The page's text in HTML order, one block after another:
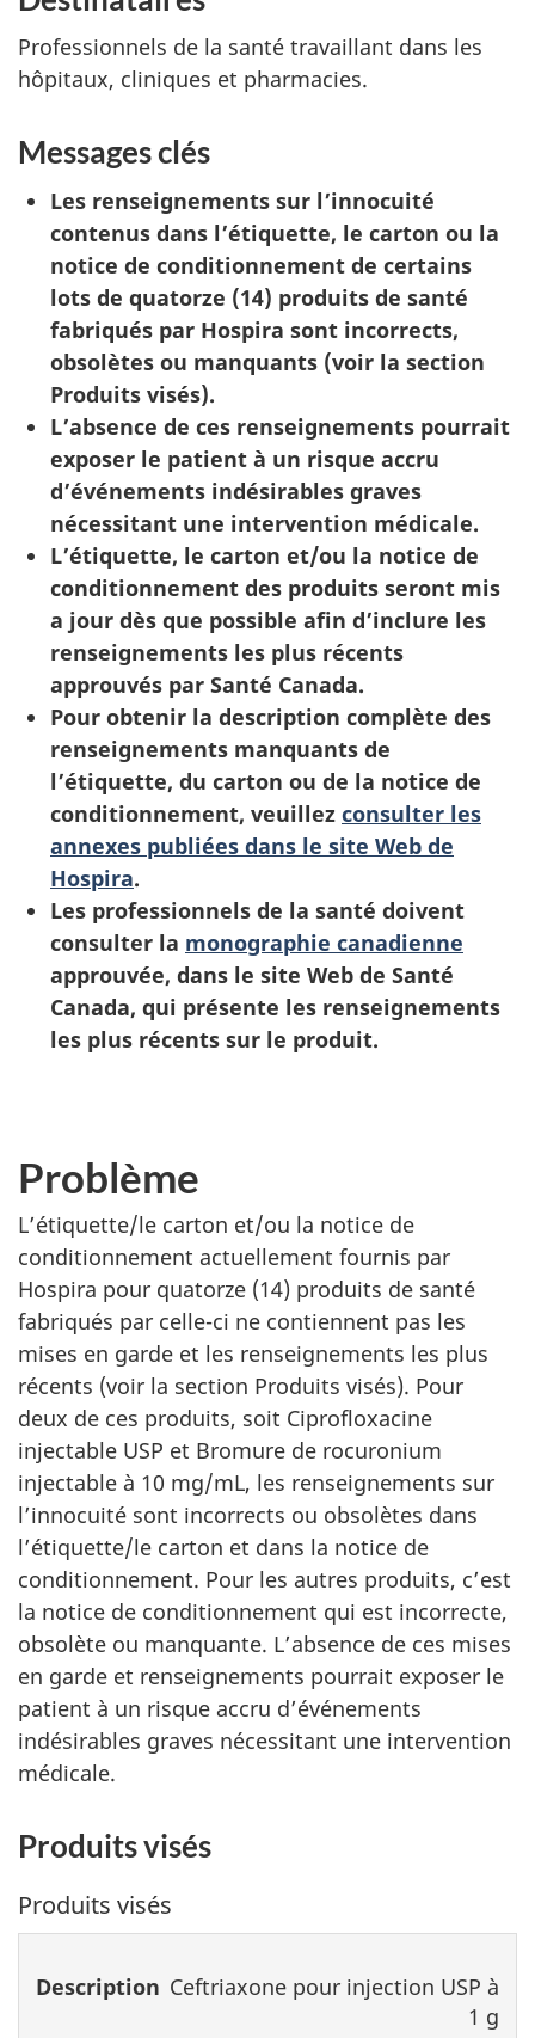
Professionnels de la santé travaillant dans les
hôpitaux, cliniques et pharmacies.
Messages clés
Les renseignements sur l’innocuité
contenus dans l’étiquette, le carton ou la
notice de conditionnement de certains
lots de quatorze (14) produits de santé
fabriqués par Hospira sont incorrects,
obsolètes ou manquants (voir la section
Produits visés).
L’absence de ces renseignements pourrait
exposer le patient à un risque accru
d’événements indésirables graves
nécessitant une intervention médicale.
L’étiquette, le carton et/ou la notice de
conditionnement des produits seront mis
a jour dès que possible afin d’inclure les
renseignements les plus récents
approuvés par Santé Canada.
Pour obtenir la description complète des
renseignements manquants de
l’étiquette, du carton ou de la notice de
conditionnement, veuillez consulter les
annexes publiées dans le site Web de
Hospira.
Les professionnels de la santé doivent
consulter la monographie canadienne
approuvée, dans le site Web de Santé
Canada, qui présente les renseignements
les plus récents sur le produit.
Problème
L’étiquette/le carton et/ou la notice de
conditionnement actuellement fournis par
Hospira pour quatorze (14) produits de santé
fabriqués par celle-ci ne contiennent pas les
mises en garde et les renseignements les plus
récents (voir la section Produits visés). Pour
deux de ces produits, soit Ciprofloxacine
injectable USP et Bromure de rocuronium
injectable à 10 mg/mL, les renseignements sur
l’innocuité sont incorrects ou obsolètes dans
l’étiquette/le carton et dans la notice de
conditionnement. Pour les autres produits, c’est
la notice de conditionnement qui est incorrecte,
obsolète ou manquante. L’absence de ces mises
en garde et renseignements pourrait exposer le
patient à un risque accru d’événements
indésirables graves nécessitant une intervention
médicale.
Produits visés
Produits visés
Description DIN
Numéro
Ceftriaxone pour injection USP à
1 g